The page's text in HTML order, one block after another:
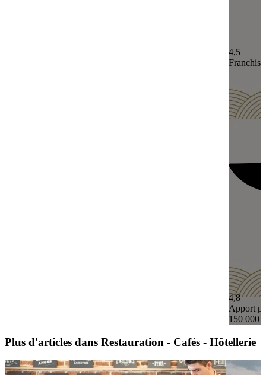
4,5
Franchisé
4,8
Apport
150 000 €
Plus d'articles dans Restauration - Cafés - Hôtellerie